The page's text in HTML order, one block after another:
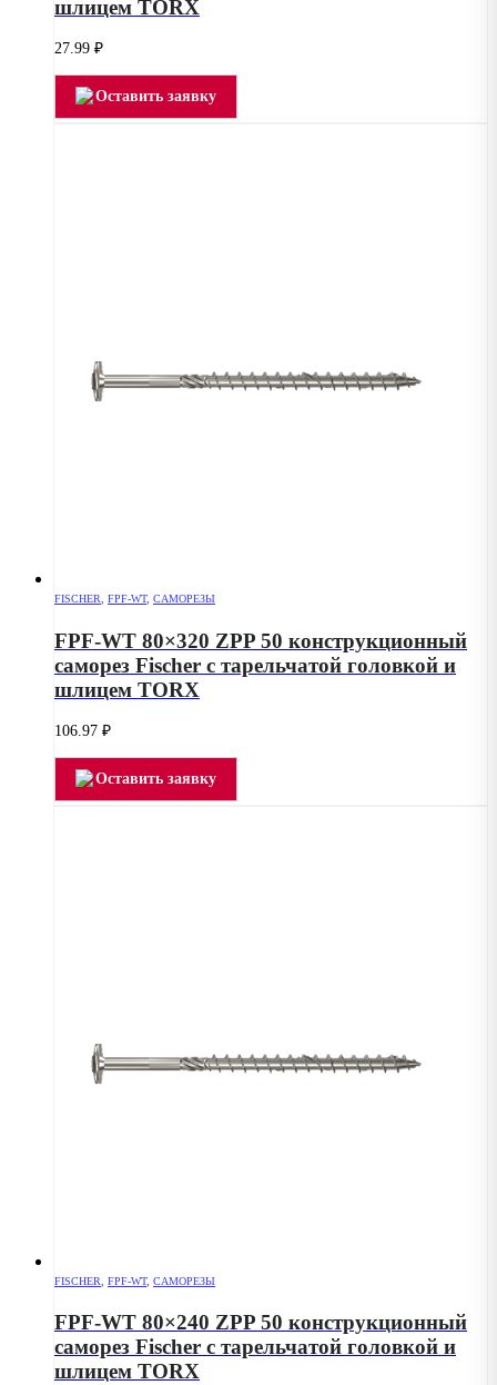
шлицем TORX
27.99 ₽
Оставить заявку
FISCHER FPF-WT, САМОРЕЗЫ
FPF-WT 80×320 ZPP 50 конструкционный
саморез Fischer с тарельчатой головкой и
шлицем TORX
106.97 ₽
Оставить заявку
FISCHER FPF-WT, САМОРЕЗЫ
FPF-WT 80×240 ZPP 50 конструкционный
саморез Fischer с тарельчатой головкой и
шлицем TORX